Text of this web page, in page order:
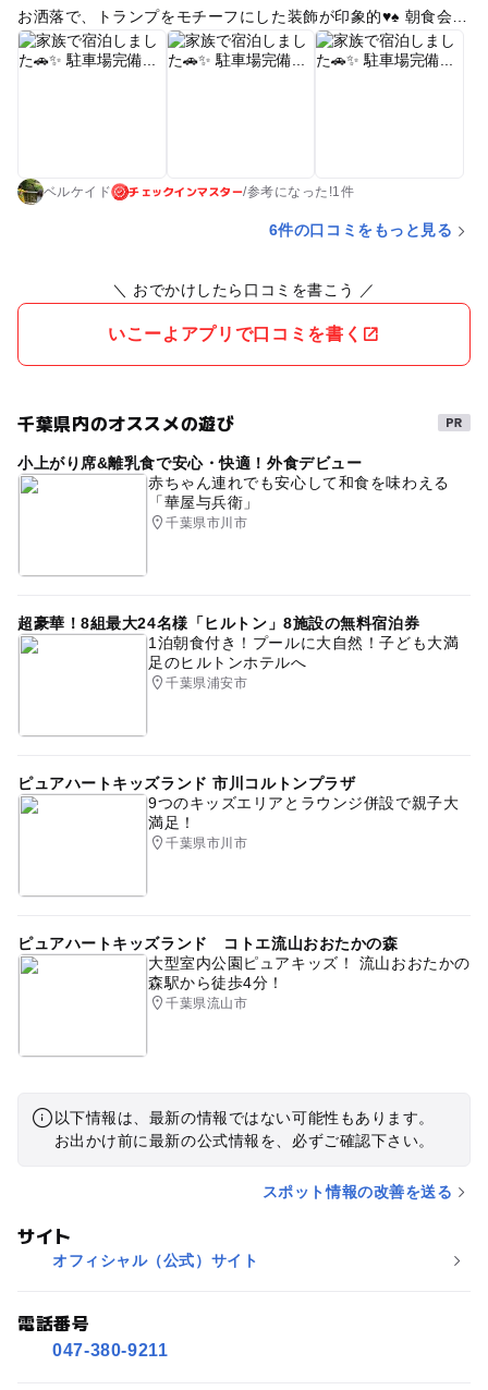
お洒落で、トランプをモチーフにした装飾が印象的♥️♠️ 朝食会場
の案内もトランプ柄で飾られており、非日常感を味わえました
🍽️ そして一番驚いたのは、お部屋の壁にパズル仕掛けがあり、
ベルケイド チェックインマスター/参考になった!1件
6件の口コミをもっと見る
＼ おでかけしたら口コミを書こう ／
いこーよアプリで口コミを書く
千葉県内のオススメの遊び
小上がり席&離乳食で安心・快適！外食デビュー
赤ちゃん連れでも安心して和食を味わえる
「華屋与兵衛」
千葉県市川市
超豪華！8組最大24名様「ヒルトン」8施設の無料宿泊券
1泊朝食付き！プールに大自然！子ども大満
足のヒルトンホテルへ
千葉県浦安市
ピュアハートキッズランド 市川コルトンプラザ
9つのキッズエリアとラウンジ併設で親子大
満足！
千葉県市川市
ピュアハートキッズランド コトエ流山おおたかの森
大型室内公園ピュアキッズ！ 流山おおたかの
森駅から徒歩4分！
千葉県流山市
以下情報は、最新の情報ではない可能性もあります。
お出かけ前に最新の公式情報を、必ずご確認下さい。
スポット情報の改善を送る
サイト
オフィシャル（公式）サイト
電話番号
047-380-9211